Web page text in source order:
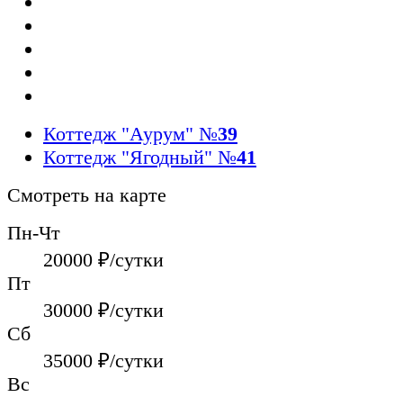
Коттедж "Аурум" №39
Коттедж "Ягодный" №41
Смотреть на карте
Пн-Чт
20000 ₽/сутки
Пт
30000 ₽/сутки
Сб
35000 ₽/сутки
Вс